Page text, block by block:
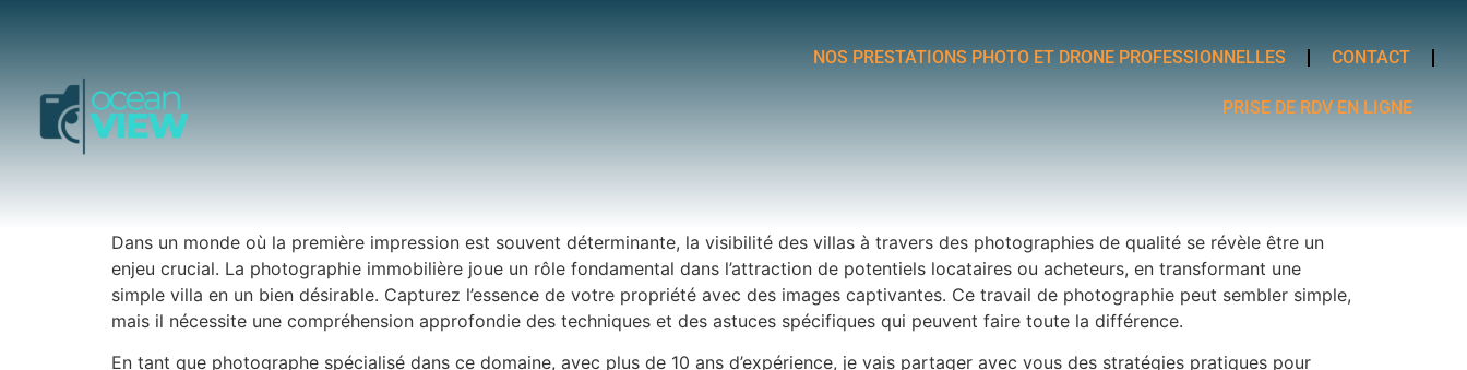
NOS PRESTATIONS PHOTO ET DRONE PROFESSIONNELLES CONTACT
PRISE DE RDV EN LIGNE
Dans un monde où la première impression est souvent déterminante, la visibilité des villas à travers des photographies de qualité se révèle être un
enjeu crucial. La photographie immobilière joue un rôle fondamental dans l’attraction de potentiels locataires ou acheteurs, en transformant une
simple villa en un bien désirable. Capturez l’essence de votre propriété avec des images captivantes. Ce travail de photographie peut sembler simple,
mais il nécessite une compréhension approfondie des techniques et des astuces spécifiques qui peuvent faire toute la différence.
En tant que photographe spécialisé dans ce domaine, avec plus de 10 ans d’expérience, je vais partager avec vous des stratégies pratiques pour